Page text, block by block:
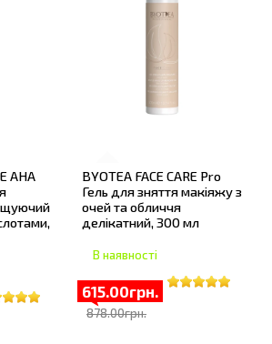
AHA
BYOTEA FACE CARE Pro
Гель для зняття макіяжу з
очей та обличчя
делікатний, 300 мл
В наявності
615.00грн.
878.00грн.